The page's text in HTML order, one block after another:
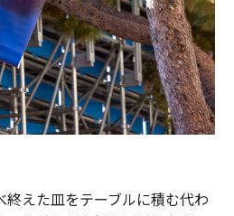
えた皿をテーブルに積む代わ